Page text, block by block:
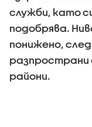
служби, като
подобрява.
понижено,
разпространи
райони.